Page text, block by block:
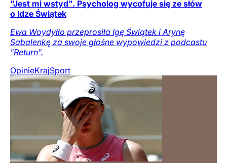
"Jest mi wstyd". Psycholog wycofuje się ze słów
o Idze Świątek
Ewa Woydyłło przeprosiła Igę Świątek i Arynę
Sabalenkę za swoje głośne wypowiedzi z podcastu
"Return".
OpinieKrajSport